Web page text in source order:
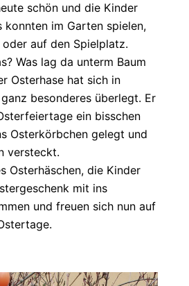
schön und die Kinder
konnten im Garten spielen,
auf den Spielplatz.
Was lag da unterm Baum
Osterhase hat sich in
besonderes überlegt. Er
ein bisschen
Osterkörbchen gelegt und
versteckt.
Osterhäschen, die Kinder
mit ins
und freuen sich nun auf